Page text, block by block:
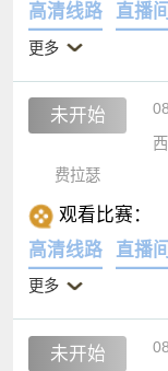
高清线路
直播
更多
未开始
费拉瑟
观看比赛：
高清线路
直播
更多
未开始